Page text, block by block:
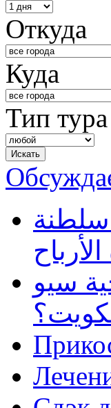
Откуда
Куда
Тип тура
سلطنة
سيو